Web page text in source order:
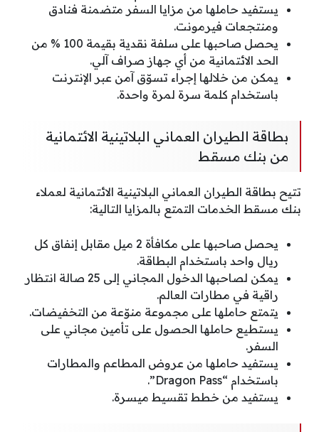
يستفيد حاملها من مزايا السفر متضمنة فنادق
ومنتجعات فيرمونت.
يحصل صاحبها على سلفة نقدية بقيمة 100 % من
الحد الائتمانية من أي جهاز صراف آلي.
يمكن من خلالها إجراء تسوّق آمن عبر الإنترنت
باستخدام كلمة سرة لمرة واحدة.
بطاقة الطيران العماني البلاتينية الائتمانية
من بنك مسقط
تتيح بطاقة الطيران العماني البلاتينية الائتمانية لعملاء
بنك مسقط الخدمات التمتع بالمزايا التالية:
يحصل صاحبها على مكافأة 2 ميل مقابل إنفاق كل
ريال واحد باستخدام البطاقة.
يمكن لصاحبها الدخول المجاني إلى 25 صالة انتظار
راقية في مطارات العالم.
يتمتع حاملها على مجموعة منوّعة من التخفيضات.
يستطيع حاملها الحصول على تأمين مجاني على
السفر.
يستفيد حاملها من عروض المطاعم والمطارات
باستخدام “Dragon Pass”.
يستفيد من خطط تقسيط ميسرة.